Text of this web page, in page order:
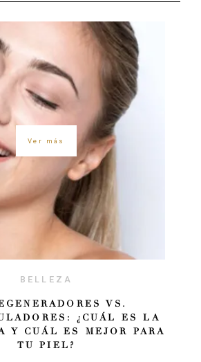
Ver más
BELLEZA
VS.
¿CUÁL ES LA
Y CUÁL ES MEJOR PARA
TU PIEL?